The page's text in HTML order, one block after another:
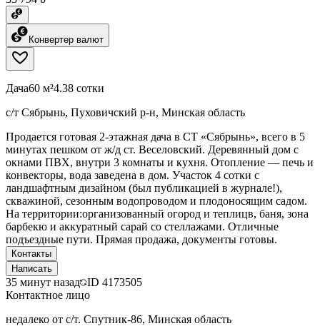
Конвертер валют
Дача60 м²4.38 сотки
с/т Сябрынь, Пуховичский р-н, Минская область
Продается готовая 2-этажная дача в СТ «Сябрынь», всего в 5
минутах пешком от ж/д ст. Веселовский. Деревянный дом с
окнами ПВХ, внутри 3 комнаты и кухня. Отопление — печь и
конвекторы, вода заведена в дом. Участок 4 сотки с
ландшафтным дизайном (был публикацией в журнале!),
скважиной, сезонным водопроводом и плодоносящим садом.
На территории:организованный огород и теплицв, баня, зона
барбекю и аккуратный сарай со стеллажами. Отличные
подъездные пути. Прямая продажа, документы готовы.
Контакты
Написать
35 минут назад ID 4173505
Контактное лицо
недалеко от с/т. Спутник-86, Минская область